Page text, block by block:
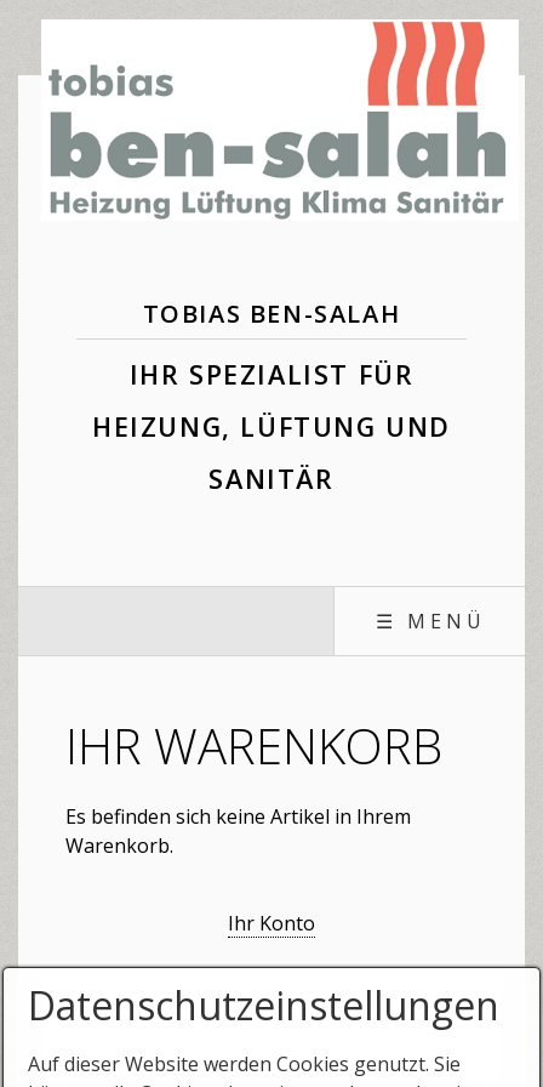
TOBIAS BEN-SALAH
IHR SPEZIALIST FÜR
HEIZUNG, LÜFTUNG UND
SANITÄR
☰ MENÜ
IHR WARENKORB
Es befinden sich keine Artikel in Ihrem
Warenkorb.
Ihr Konto
Datenschutzeinstellungen
Auf dieser Website werden Cookies genutzt. Sie